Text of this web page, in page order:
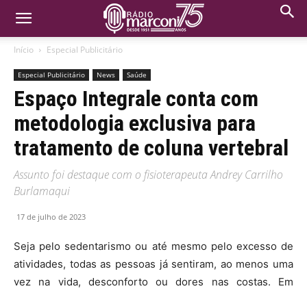
Início Especial Publicitário
Especial Publicitário News Saúde
Espaço Integrale conta com
metodologia exclusiva para
tratamento de coluna vertebral
Assunto foi destaque com o fisioterapeuta Andrey Carrilho
Burlamaqui
17 de julho de 2023
Seja pelo sedentarismo ou até mesmo pelo excesso de
atividades, todas as pessoas já sentiram, ao menos uma
vez na vida, desconforto ou dores nas costas. Em